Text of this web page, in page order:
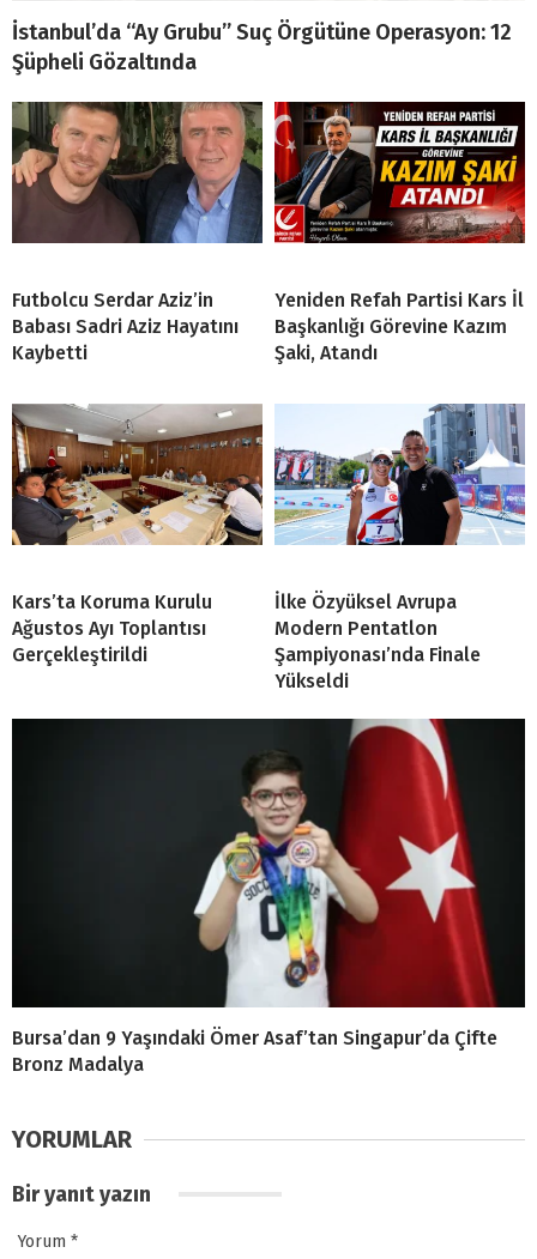
İstanbul’da “Ay Grubu” Suç Örgütüne Operasyon: 12
Şüpheli Gözaltında
Futbolcu Serdar Aziz’in
Babası Sadri Aziz Hayatını
Kaybetti
Yeniden Refah Partisi Kars İl
Başkanlığı Görevine Kazım
Şaki, Atandı
Kars’ta Koruma Kurulu
Ağustos Ayı Toplantısı
Gerçekleştirildi
İlke Özyüksel Avrupa
Modern Pentatlon
Şampiyonası’nda Finale
Yükseldi
Bursa’dan 9 Yaşındaki Ömer Asaf’tan Singapur’da Çifte
Bronz Madalya
YORUMLAR
Bir yanıt yazın
Yorum *